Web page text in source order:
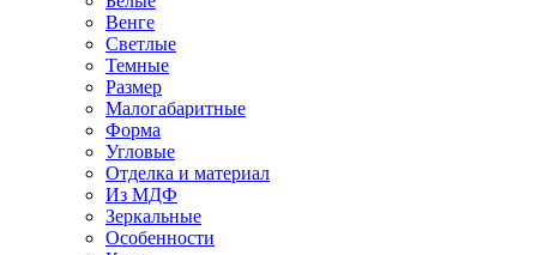
Венге
Светлые
Темные
Размер
Малогабаритные
Форма
Угловые
Отделка и материал
Из МДФ
Зеркальные
Особенности